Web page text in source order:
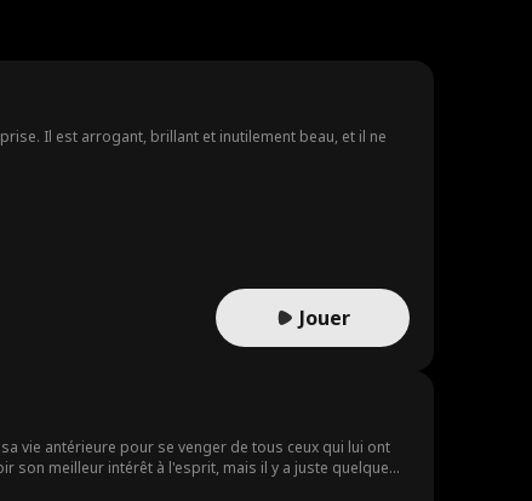
Il est arrogant, brillant et inutilement beau, et il ne
Jouer
vie antérieure pour se venger de tous ceux qui lui ont
son meilleur intérêt à l'esprit, mais il y a juste quelque